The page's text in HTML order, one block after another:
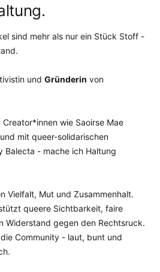
sind mehr als nur ein Stück Stoff -
und Gründerin von
wie Saoirse Mae
mit queer-solidarischen
Balecta - mache ich Haltung
Vielfalt, Mut und Zusammenhalt.
queere Sichtbarkeit, faire
Widerstand gegen den Rechtsruck.
Community - laut, bunt und